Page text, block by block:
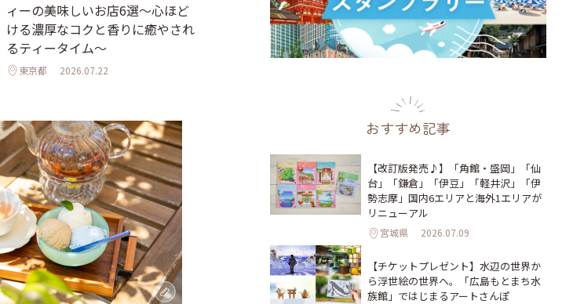
ィーの美味しいお店6選～心ほど
ける濃厚なコクと香りに癒やされ
るティータイム～
東京都 2026.07.22
カ発の紅茶ブランド／横浜
「Smith Teamaker」
2026.07.24
おすすめ記事
【改訂版発売♪】「角館・盛岡」「仙
台」「鎌倉」「伊豆」「軽井沢」「伊
勢志摩」国内6エリアと海外1エリアが
リニューアル
宮城県 2026.07.09
【チケットプレゼント】水辺の世界か
ら浮世絵の世界へ。「広島もとまち水
族館」ではじまるアートさんぽ